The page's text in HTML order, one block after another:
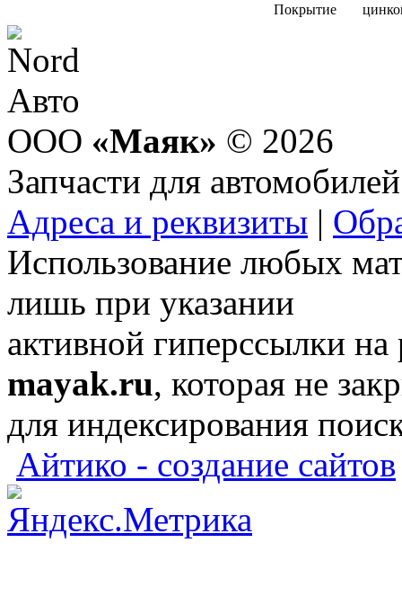
Покрытие
ООО «Маяк» © 2026
Запчасти для автомобилей
Адреса и реквизиты |
Использование любых
лишь при указании
активной гиперссылки
mayak.ru, которая не
для индексирования
Айтико - создание сайтов